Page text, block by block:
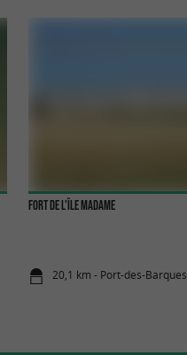
Fort de l'île Madame
20,1 km - Port-des-Barques